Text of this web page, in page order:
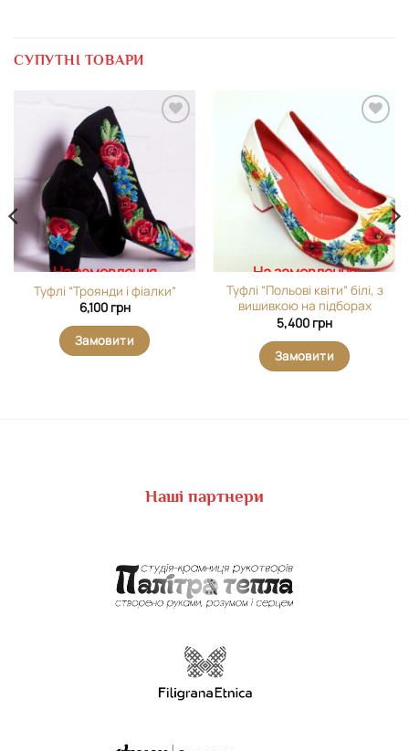
СУПУТНІ ТОВАРИ
На замовлення
Туфлі “Троянди і фіалки”
6,100 грн
Замовити
На замовлення
Туфлі “Польові квіти” білі, з
вишивкою на підборах
5,400 грн
Замовити
Наші партнери